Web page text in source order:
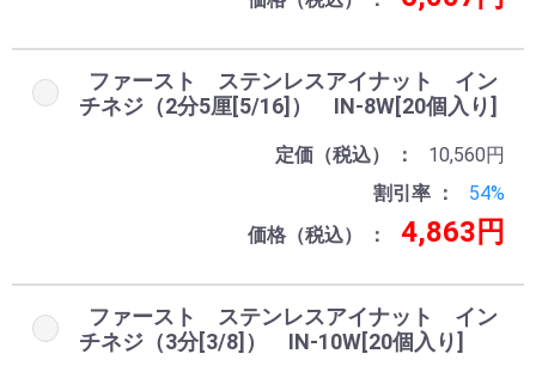
ファースト ステンレスアイナット イン
チネジ（2分5厘[5/16]） IN-8W[20個入り]
定価（税込）
10,560円
割引率
54%
価格（税込）
4,863円
ファースト ステンレスアイナット イン
チネジ（3分[3/8]） IN-10W[20個入り]